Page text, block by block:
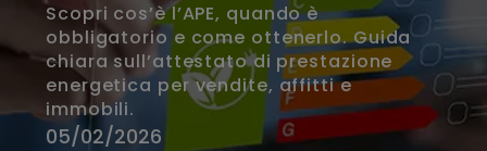
Scopri cos’è l’APE, quando è
obbligatorio e come ottenerlo. Guida
chiara sull’attestato di prestazione
energetica per vendite, affitti e
immobili.
05/02/2026